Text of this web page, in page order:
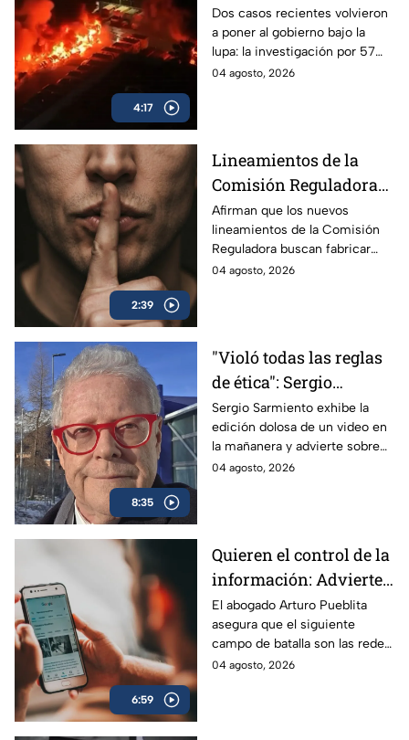
4:17
las polémicas que
persiguen al gobierno
Dos casos recientes volvieron
a poner al gobierno bajo la
lupa: la investigación por 57
camiones incendiados y la
04 agosto, 2026
2:39
Lineamientos de la
Comisión Reguladora
buscan silenciar a TV
Azteca
Afirman que los nuevos
lineamientos de la Comisión
Reguladora buscan fabricar
autocensura y controlar los
04 agosto, 2026
8:35
"Violó todas las reglas
de ética": Sergio
Sarmiento responde a
la mañanera tras video
editado
Sergio Sarmiento exhibe la
edición dolosa de un video en
la mañanera y advierte sobre
los peligros de la censura
04 agosto, 2026
6:59
Quieren el control de la
información: Advierten
riesgos por nuevos
lineamiento para
medios de
comunicación en
El abogado Arturo Pueblita
asegura que el siguiente
campo de batalla son las redes
sociales, pues lo que se quiere
04 agosto, 2026